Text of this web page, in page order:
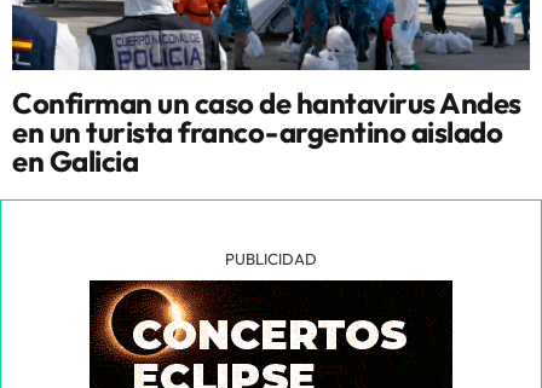
Confirman un caso de hantavirus Andes
en un turista franco-argentino aislado
en Galicia
PUBLICIDAD